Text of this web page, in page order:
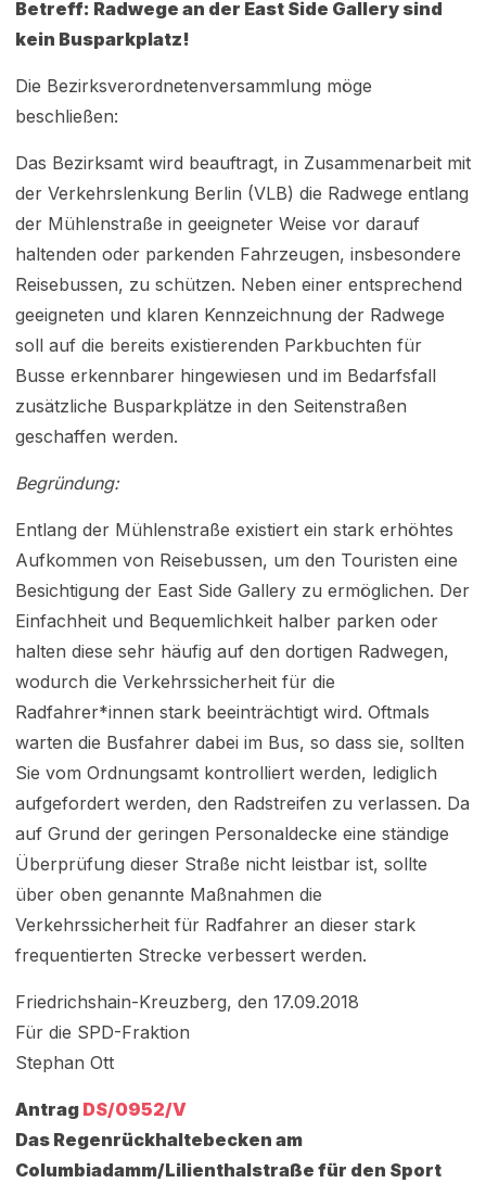
Betreff: Radwege an der East Side Gallery sind
kein Busparkplatz!
Die Bezirksverordnetenversammlung möge
beschließen:
Das Bezirksamt wird beauftragt, in Zusammenarbeit mit
der Verkehrslenkung Berlin (VLB) die Radwege entlang
der Mühlenstraße in geeigneter Weise vor darauf
haltenden oder parkenden Fahrzeugen, insbesondere
Reisebussen, zu schützen. Neben einer entsprechend
geeigneten und klaren Kennzeichnung der Radwege
soll auf die bereits existierenden Parkbuchten für
Busse erkennbarer hingewiesen und im Bedarfsfall
zusätzliche Busparkplätze in den Seitenstraßen
geschaffen werden.
Begründung:
Entlang der Mühlenstraße existiert ein stark erhöhtes
Aufkommen von Reisebussen, um den Touristen eine
Besichtigung der East Side Gallery zu ermöglichen. Der
Einfachheit und Bequemlichkeit halber parken oder
halten diese sehr häufig auf den dortigen Radwegen,
wodurch die Verkehrssicherheit für die
Radfahrer*innen stark beeinträchtigt wird. Oftmals
warten die Busfahrer dabei im Bus, so dass sie, sollten
Sie vom Ordnungsamt kontrolliert werden, lediglich
aufgefordert werden, den Radstreifen zu verlassen. Da
auf Grund der geringen Personaldecke eine ständige
Überprüfung dieser Straße nicht leistbar ist, sollte
über oben genannte Maßnahmen die
Verkehrssicherheit für Radfahrer an dieser stark
frequentierten Strecke verbessert werden.
Friedrichshain-Kreuzberg, den 17.09.2018
Für die SPD-Fraktion
Stephan Ott
Antrag DS/0952/V
Das Regenrückhaltebecken am
Columbiadamm/Lilienthalstraße für den Sport